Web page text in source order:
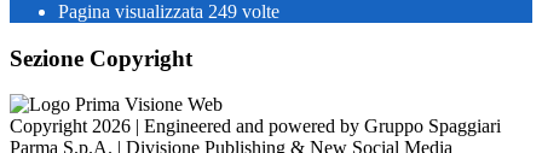
Pagina visualizzata 249 volte
Sezione Copyright
Copyright 2026 | Engineered and powered by Gruppo Spaggiari
Parma S.p.A. | Divisione Publishing & New Social Media